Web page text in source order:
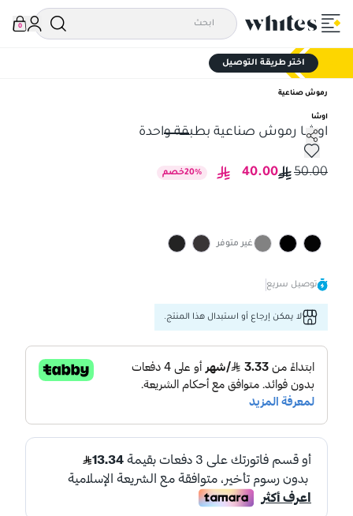
0
اختر طريقة التوصيل
رموش صناعية
اوشا
اوشا رموش صناعية بطبقة واحدة
اوشا رموش صناعية بطبقة واحدة
50.00
40.00
20% خصم
غير متوفر
توصيل سريع
لا يمكن إرجاع أو استبدال هذا المنتج.